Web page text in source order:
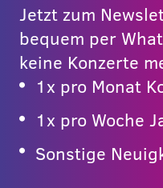
Jetzt zum
bequem per
keine Konzerte
1x pro Monat
1x pro Woche
Sonstige